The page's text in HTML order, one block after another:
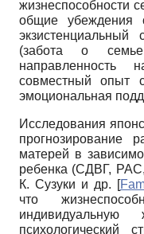
жизнеспособности
общие убеждения
(забота о
направленность
совместный опыт
эмоциональная
Исследования
прогнозирование
матерей в
ребенка (СДВГ,
К. Сузуки и др. [
что
индивидуальную
психологический